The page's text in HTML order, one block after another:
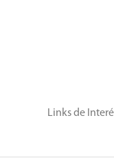
Links de